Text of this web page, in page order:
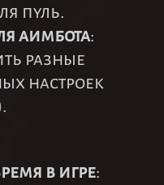
пуль.
аимбота:
разные
настроек
в игре: